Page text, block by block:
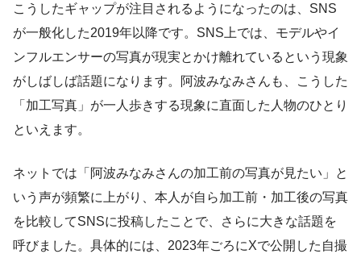
こうしたギャップが注目されるようになったのは、SNS
が一般化した2019年以降です。SNS上では、モデルやイ
ンフルエンサーの写真が現実とかけ離れているという現象
がしばしば話題になります。阿波みなみさんも、こうした
「加工写真」が一人歩きする現象に直面した人物のひとり
といえます。
ネットでは「阿波みなみさんの加工前の写真が見たい」と
いう声が頻繁に上がり、本人が自ら加工前・加工後の写真
を比較してSNSに投稿したことで、さらに大きな話題を
呼びました。具体的には、2023年ごろにXで公開した自撮